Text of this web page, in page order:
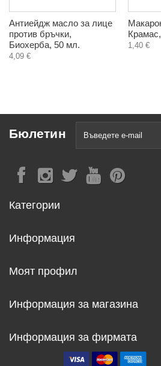
Антиейдж масло за лице
против бръчки,
Биохерба, 50 мл.
4,09 €
1,40 €
Бюлетин
Категории
Информация
Моят профил
Информация за магазина
Информация за фирмата